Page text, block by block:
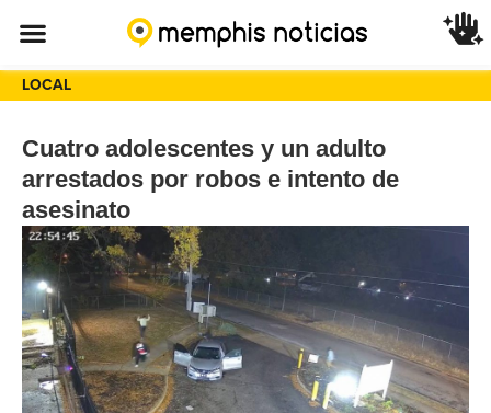
LOCAL
Cuatro adolescentes y un adulto
arrestados por robos e intento de
asesinato